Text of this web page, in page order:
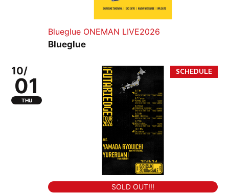
Blueglue ONEMAN LIVE2026
Blueglue
10/
01
THU
SOLD OUT!!!